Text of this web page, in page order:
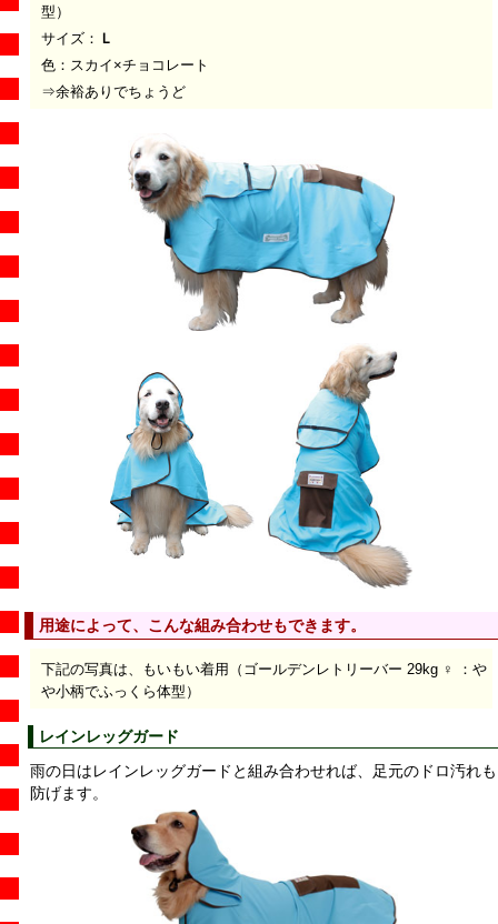
型）
サイズ： Ｌ
色：スカイ×チョコレート
⇒余裕ありでちょうど
用途によって、こんな組み合わせもできます。
下記の写真は、もいもい着用（ゴールデンレトリーバー 29kg ♀ ：や
や小柄でふっくら体型）
レインレッグガード
雨の日はレインレッグガードと組み合わせれば、足元のドロ汚れも
防げます。